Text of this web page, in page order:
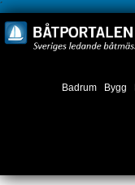
´
Badrum Bygg